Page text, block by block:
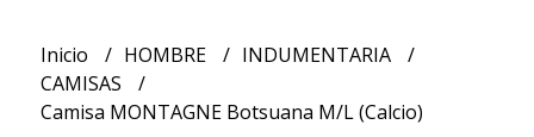
Inicio HOMBRE
INDUMENTARIA
CAMISAS
Camisa MONTAGNE Botsuana M/L (Calcio)